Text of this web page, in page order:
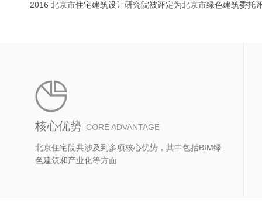
2016 北京市住宅建筑设计研究院被评定为北京市绿色建筑委托
核心优势 CORE ADVANTAGE
北京住宅院共涉及到多项核心优势，其中包括BIM绿
色建筑和产业化等方面